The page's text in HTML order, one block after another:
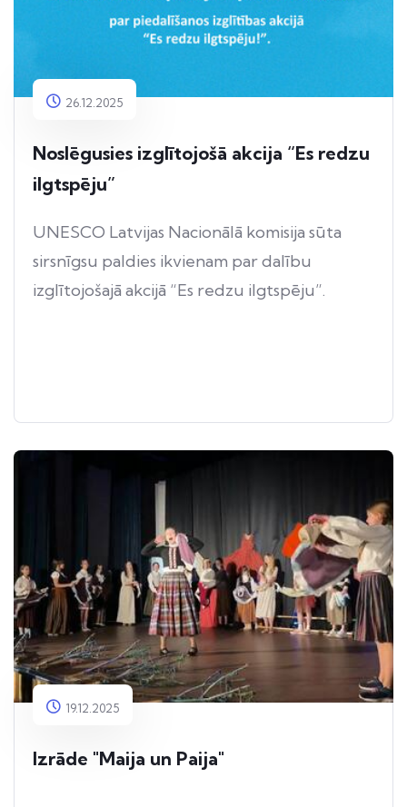
26.12.2025
Noslēgusies izglītojošā akcija “Es redzu
ilgtspēju”
UNESCO Latvijas Nacionālā komisija sūta
sirsnīgsu paldies ikvienam par dalību
izglītojošajā akcijā “Es redzu ilgtspēju”.
19.12.2025
Izrāde "Maija un Paija"